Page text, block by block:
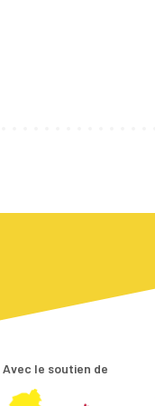
Avec le soutien de